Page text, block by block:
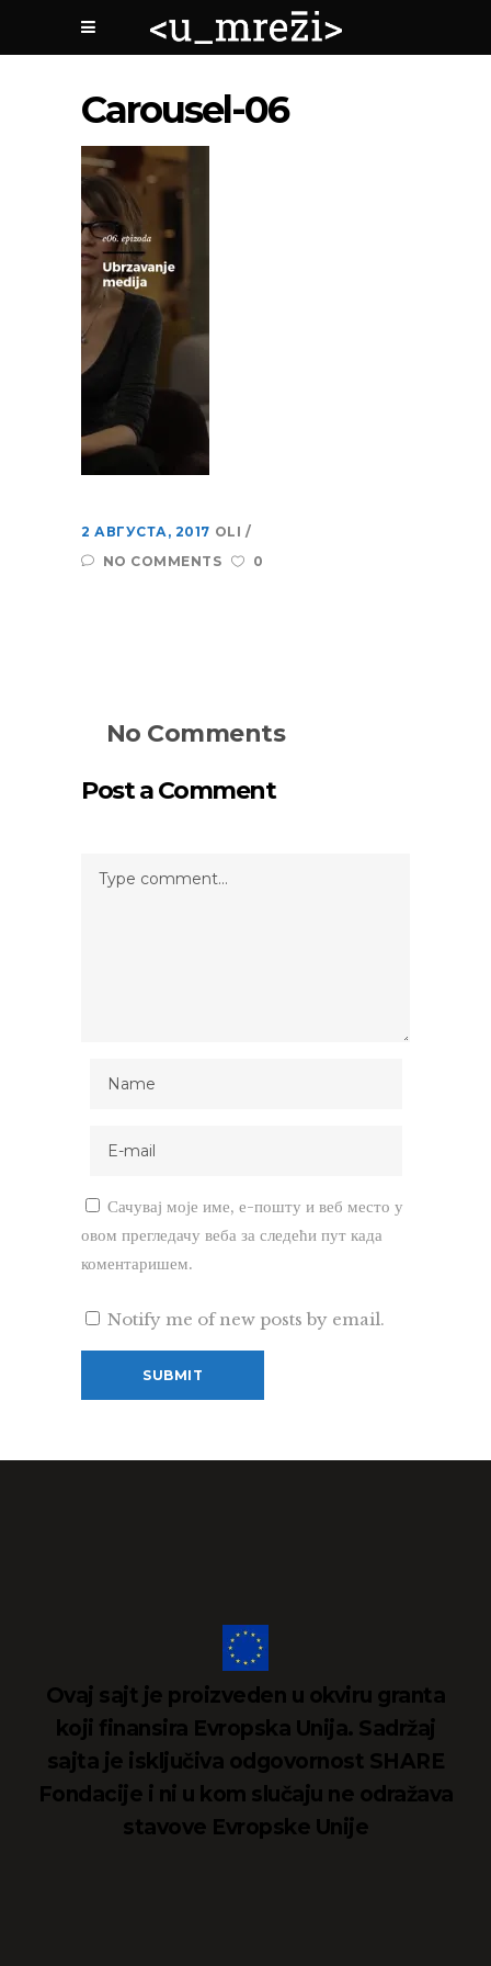
Carousel-06
2 АВГУСТА, 2017 OLI
NO COMMENTS
0
No Comments
Post a Comment
Сачувај моје име, е-пошту и веб место у
овом прегледачу веба за следећи пут када
коментаришем.
Notify me of new posts by email.
Ovaj sajt je proizveden u okviru granta
koji finansira Evropska Unija. Sadržaj
sajta je isključiva odgovornost SHARE
Fondacije i ni u kom slučaju ne odražava
stavove Evropske Unije